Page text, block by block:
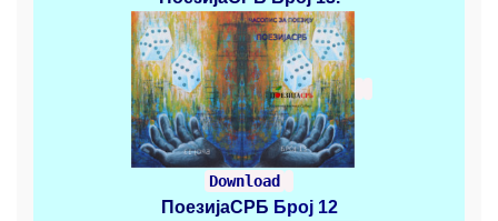
Download
ПоезијаСРБ Број 12